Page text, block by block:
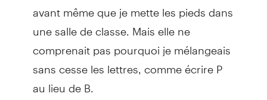
avant même que je mette les pieds dans
une salle de classe. Mais elle ne
comprenait pas pourquoi je mélangeais
sans cesse les lettres, comme écrire P
au lieu de B.